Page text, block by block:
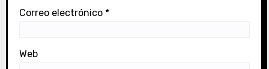
Correo electrónico *
Web